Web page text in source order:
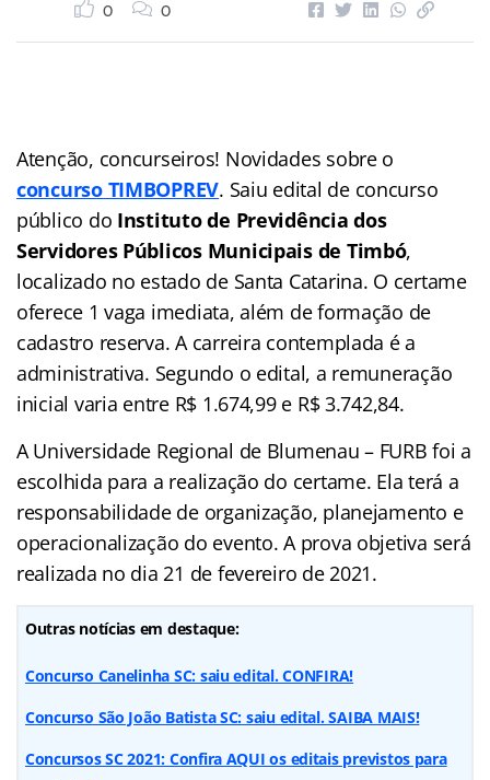
0 0
Atenção, concurseiros! Novidades sobre o
concurso TIMBOPREV. Saiu edital de concurso
público do Instituto de Previdência dos
Servidores Públicos Municipais de Timbó,
localizado no estado de Santa Catarina. O certame
oferece 1 vaga imediata, além de formação de
cadastro reserva. A carreira contemplada é a
administrativa. Segundo o edital, a remuneração
inicial varia entre R$ 1.674,99 e R$ 3.742,84.
A Universidade Regional de Blumenau – FURB foi a
escolhida para a realização do certame. Ela terá a
responsabilidade de organização, planejamento e
operacionalização do evento. A prova objetiva será
realizada no dia 21 de fevereiro de 2021.
Outras notícias em destaque:
Concurso Canelinha SC: saiu edital. CONFIRA!
Concurso São João Batista SC: saiu edital. SAIBA MAIS!
Concursos SC 2021: Confira AQUI os editais previstos para